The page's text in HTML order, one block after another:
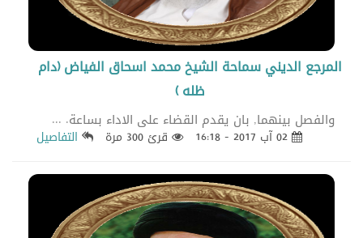
المرجع الديني سماحة الشيخ محمد اسحاق الفياض (دام
ظله )
والفصل بينهما, بان يقدم القضاء على الاداء بساعة. ...
قرئ 300 مرة التفاصيل